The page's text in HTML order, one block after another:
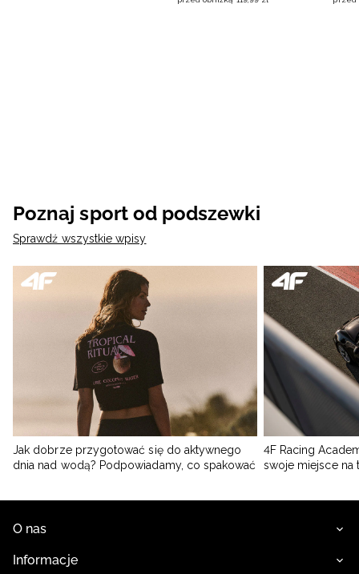
Poznaj sport od podszewki
Sprawdź wszystkie wpisy
Jak dobrze przygotować się do aktywnego
dnia nad wodą? Podpowiadamy, co spakować
4F Racing
swoje miejsce na
O nas
Informacje